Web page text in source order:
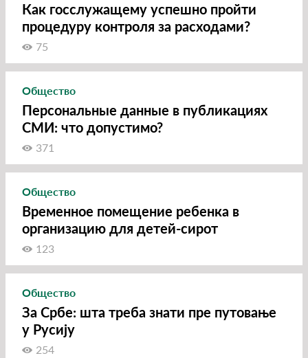
Как госслужащему успешно пройти
процедуру контроля за расходами?
75
Общество
Персональные данные в публикациях
СМИ: что допустимо?
371
Общество
Временное помещение ребенка в
организацию для детей-сирот
123
Общество
За Србе: шта треба знати пре путовање
у Русију
254